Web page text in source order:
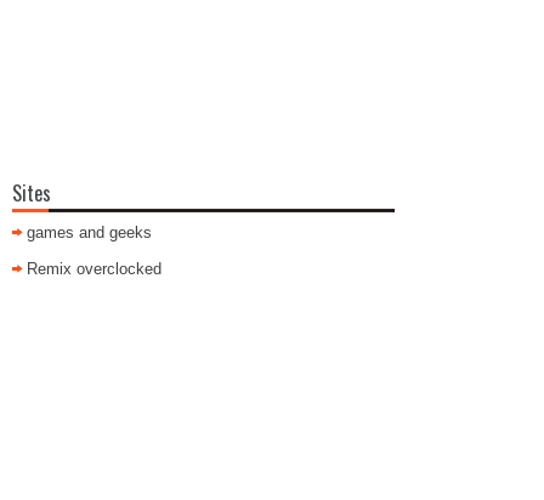
Sites
games and geeks
Remix overclocked